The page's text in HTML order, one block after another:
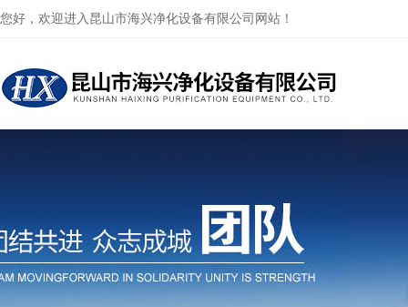
您好，欢迎进入昆山市海兴净化设备有限公司网站！